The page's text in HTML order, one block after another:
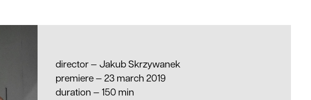
director — Jakub Skrzywanek
premiere — 23 march 2019
duration — 150 min